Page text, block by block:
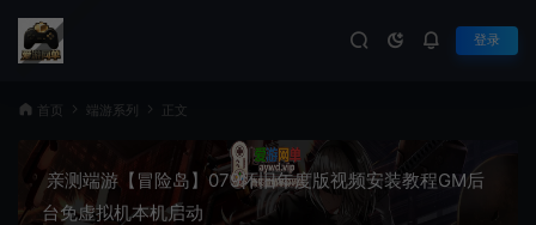
登录
首页 端游系列 正文
亲测端游【冒险岛】079怀旧年度版视频安装教程GM后
台免虚拟机本机启动